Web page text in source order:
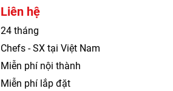
Liên hệ
24 tháng
Chefs - SX tại Việt Nam
Miễn phí nội thành
Miễn phí lắp đặt